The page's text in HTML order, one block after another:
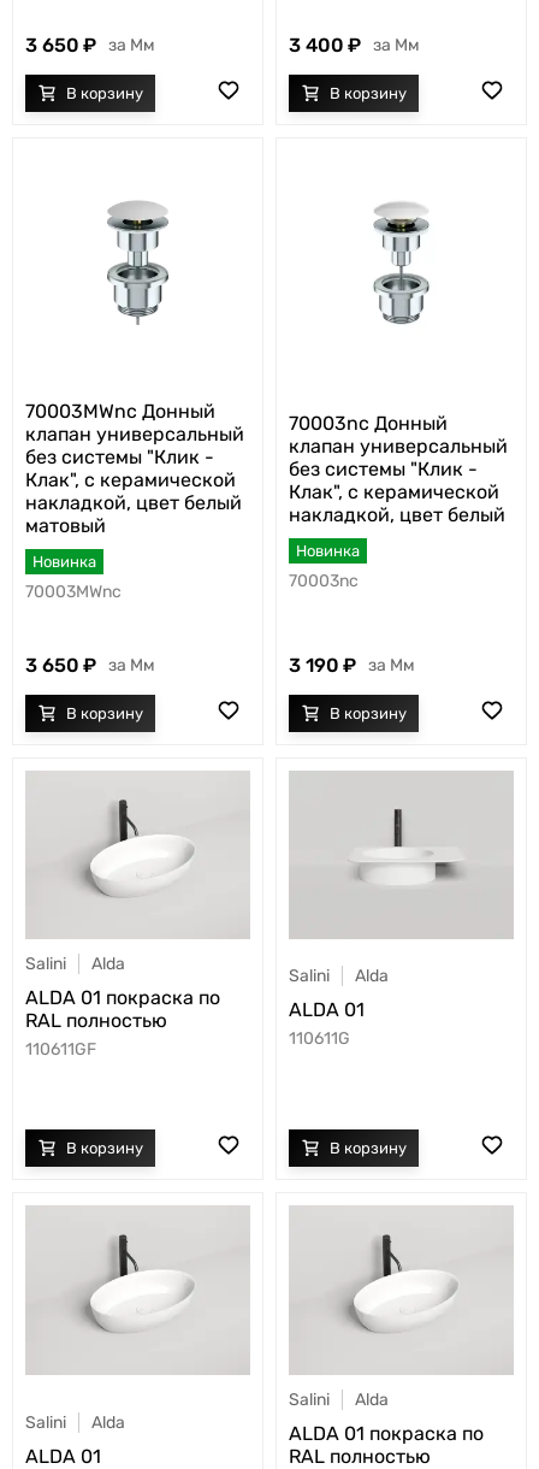
3 650 Мм 3 400 Мм
70003MWnc Донный
клапан универсальный
без системы "Клик -
Клак", с керамической
накладкой, цвет белый
матовый
Новинка
70003MWnc
3 650 Мм
70003nc Донный
клапан универсальный
без системы "Клик -
Клак", с керамической
накладкой, цвет белый
Новинка
70003nc
3 190 Мм
Salini Alda
ALDA 01 покраска по
RAL полностью
110611GF
Salini Alda
ALDA 01
110611G
Salini Alda
ALDA 01
Salini Alda
ALDA 01 покраска по
RAL полностью